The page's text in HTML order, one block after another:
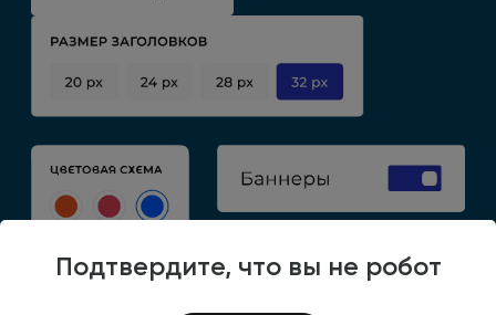
Подтвердите, что вы не робот